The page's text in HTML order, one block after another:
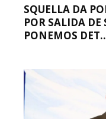
SQUELLA DA
POR SALIDA DE
PONEMOS